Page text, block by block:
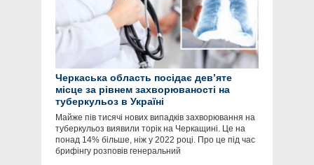
Черкаська область посідає девʼяте
місце за рівнем захворюваності на
туберкульоз в Україні
Майже пів тисячі нових випадків захворювання на
туберкульоз виявили торік на Черкащині. Це на
понад 14% більше, ніж у 2022 році. Про це під час
брифінгу розповів генеральний